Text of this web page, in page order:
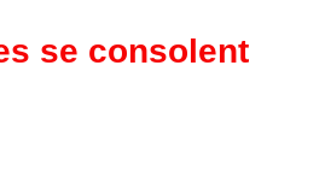
se consolent